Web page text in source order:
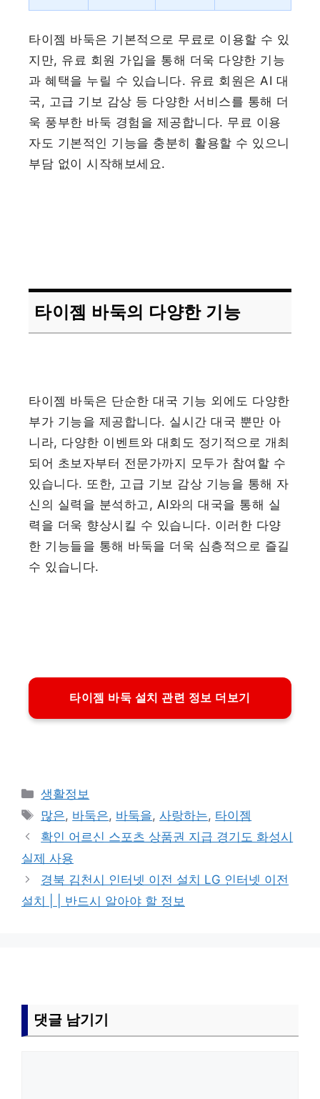
타이젬 바둑은 기본적으로 무료로 이용할 수 있
지만, 유료 회원 가입을 통해 더욱 다양한 기능
과 혜택을 누릴 수 있습니다. 유료 회원은 AI 대
국, 고급 기보 감상 등 다양한 서비스를 통해 더
욱 풍부한 바둑 경험을 제공합니다. 무료 이용
자도 기본적인 기능을 충분히 활용할 수 있으니
부담 없이 시작해보세요.
타이젬 바둑의 다양한 기능
타이젬 바둑은 단순한 대국 기능 외에도 다양한
부가 기능을 제공합니다. 실시간 대국 뿐만 아
니라, 다양한 이벤트와 대회도 정기적으로 개최
되어 초보자부터 전문가까지 모두가 참여할 수
있습니다. 또한, 고급 기보 감상 기능을 통해 자
신의 실력을 분석하고, AI와의 대국을 통해 실
력을 더욱 향상시킬 수 있습니다. 이러한 다양
한 기능들을 통해 바둑을 더욱 심층적으로 즐길
수 있습니다.
타이젬 바둑 설치 관련 정보 더보기
카
테
고
리
생활정보
태
그
많은, 바둑은, 바둑을,사랑하는, 타이젬
확인 어르신 스포츠 상품권 지급 경기도 화성시
실제 사용
경북 김천시 인터넷 이전 설치 LG 인터넷 이전
설치 | | 반드시 알아야 할 정보
댓글 남기기